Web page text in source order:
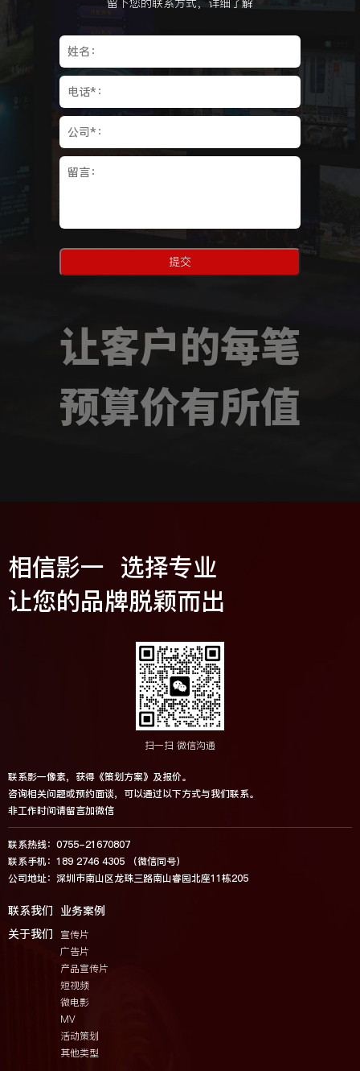
提交
让客户的每笔
预算价有所值
相信影一 选择专业
让您的品牌脱颖而出
扫一扫 微信沟通
联系影一像素，获得《策划方案》及报价。
咨询相关问题或预约面谈，可以通过以下方式与我们联系。
非工作时间请留言加微信
联系热线：0755-21670807
联系手机：189 2746 4305 （微信同号）
公司地址：深圳市南山区龙珠三路南山睿园北座11栋205
联系我们
关于我们
业务案例
宣传片
广告片
产品宣传片
短视频
微电影
MV
活动策划
其他类型